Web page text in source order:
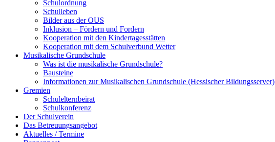
Schulordnung
Schulleben
Bilder aus der OUS
Inklusion – Fördern und Fordern
Kooperation mit den Kindertagesstätten
Kooperation mit dem Schulverbund Wetter
Musikalische Grundschule
Was ist die musikalische Grundschule?
Bausteine
Informationen zur Musikalischen Grundschule (Hessischer Bildungsserver)
Gremien
Schulelternbeirat
Schulkonferenz
Der Schulverein
Das Betreuungsangebot
Aktuelles / Termine